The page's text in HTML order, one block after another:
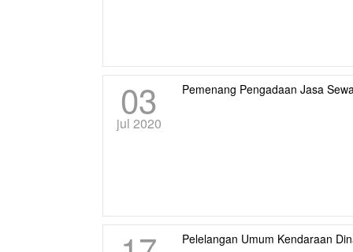
03
jul 2020
Pemenang Pengadaan Jasa
Pelelangan Umum Kendaraan